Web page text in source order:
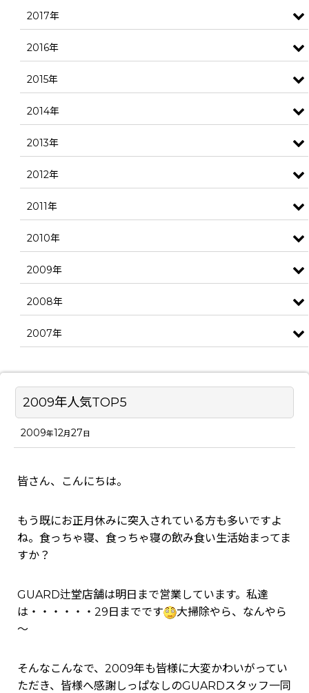
2009年人気TOP5
2009年12月27日
皆さん、こんにちは。
もう既にお正月休みに突入されている方も多いですよ
ね。食っちゃ寝、食っちゃ寝の飲み食い生活始まってま
すか？
GUARD辻堂店舗は明日まで営業しています。私達
は・・・・・・29日までです
大掃除やら、なんやら
～
そんなこんなで、2009年も皆様に大変かわいがってい
ただき、皆様へ感謝しっぱなしのGUARDスタッフ一同
2017年
2016年
2015年
2014年
2013年
2012年
2011年
2010年
2009年
2008年
2007年